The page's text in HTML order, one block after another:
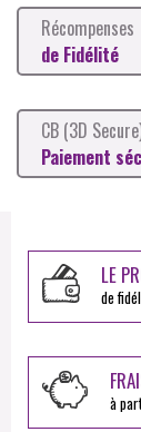
Récompenses
de Fidélité
CB (3D
Paiement
LE
de
à